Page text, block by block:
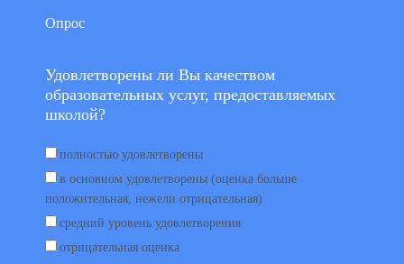
Опрос
Удовлетворены ли Вы качеством
образовательных услуг, предоставляемых
школой?
полностью удовлетворены
в основном удовлетворены (оценка больше
положительная, нежели отрицательная)
средний уровень удовлетворения
отрицательная оценка